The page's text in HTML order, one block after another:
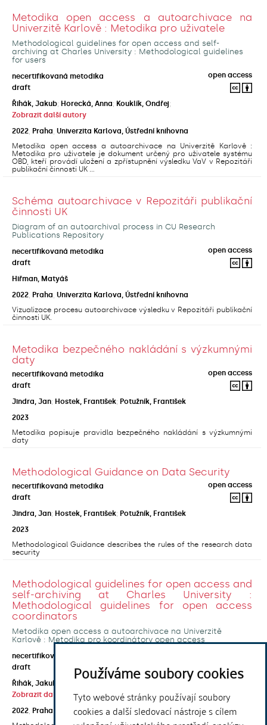
Používáme soubory cookies
Tyto webové stránky používají soubory
cookies a další sledovací nástroje s cílem
Metodika open access a autoarchivace na
Univerzitě Karlově : Metodika pro uživatele
Methodological guidelines for open access and self-
archiving at Charles University : Methodological guidelines
for users
necertifikovaná metodika
open access
draft
Řihák, Jakub; Horecká, Anna; Kouklík, Ondřej;
Zobrazit další autory
2022 Praha Univerzita Karlova, Ústřední knihovna
Metodika open access a autoarchivace na Univerzitě Karlově :
Metodika pro uživatele je dokument určený pro uživatele systému
OBD, kteří provádí uložení a zpřístupnění výsledku VaV v Repozitáři
publikační činnosti UK ...
Schéma autoarchivace v Repozitáři publikační
činnosti UK
Diagram of an autoarchival process in CU Research
Publications Repository
necertifikovaná metodika
open access
draft
Hiřman, Matyáš
2022 Praha Univerzita Karlova, Ústřední knihovna
Vizualizace procesu autoarchivace výsledku v Repozitáři publikační
činnosti UK.
Metodika bezpečného nakládání s výzkumnými
daty
necertifikovaná metodika
open access
draft
Jindra, Jan; Hostek, František; Potužník, František
2023
Metodika popisuje pravidla bezpečného nakládání s výzkumnými
daty
Methodological Guidance on Data Security
necertifikovaná metodika
open access
draft
Jindra, Jan; Hostek, František; Potužník, František
2023
Methodological Guidance describes the rules of the research data
security
Methodological guidelines for open access and
self-archiving at Charles University :
Methodological guidelines for open access
coordinators
Metodika open access a autoarchivace na Univerzitě
Karlově : Metodika pro koordinátory open access
necertifikovaná metodika
draft
Řihák, Jakub
Zobrazit další autory
2022 Praha
Univerzita Karlova, Ústřední knihovna